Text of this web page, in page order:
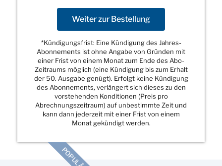
Weiter zur Bestellung
*Kündigungsfrist: Eine Kündigung des Jahres-
Abonnements ist ohne Angabe von Gründen mit
einer Frist von einem Monat zum Ende des Abo-
Zeitraums möglich (eine Kündigung bis zum Erhalt
der 50. Ausgabe genügt). Erfolgt keine Kündigung
des Abonnements, verlängert sich dieses zu den
vorstehenden Konditionen (Preis pro
Abrechnungszeitraum) auf unbestimmte Zeit und
kann dann jederzeit mit einer Frist von einem
Monat gekündigt werden.
POPULÄR